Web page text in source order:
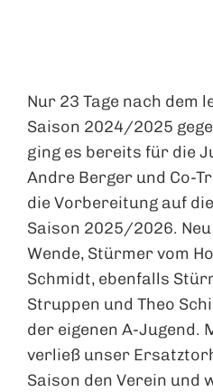
Nur 23 Tage nach dem
Saison 2024/2025
ging es bereits für die
Andre Berger und Co-
die Vorbereitung auf
Saison 2025/2026.
Wende, Stürmer vom
Schmidt, ebenfalls
Struppen und Theo
der eigenen A-Jugend.
verließ unser
Saison den Verein und